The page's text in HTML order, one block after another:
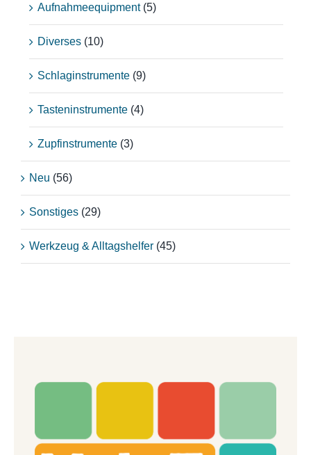
Aufnahmeequipment (5)
Diverses (10)
Schlaginstrumente (9)
Tasteninstrumente (4)
Zupfinstrumente (3)
Neu (56)
Sonstiges (29)
Werkzeug & Alltagshelfer (45)